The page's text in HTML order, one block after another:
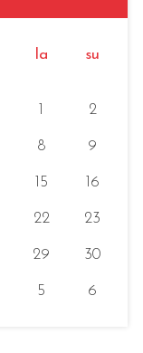
la su
1 2
8 9
15 16
22 23
29 30
5 6